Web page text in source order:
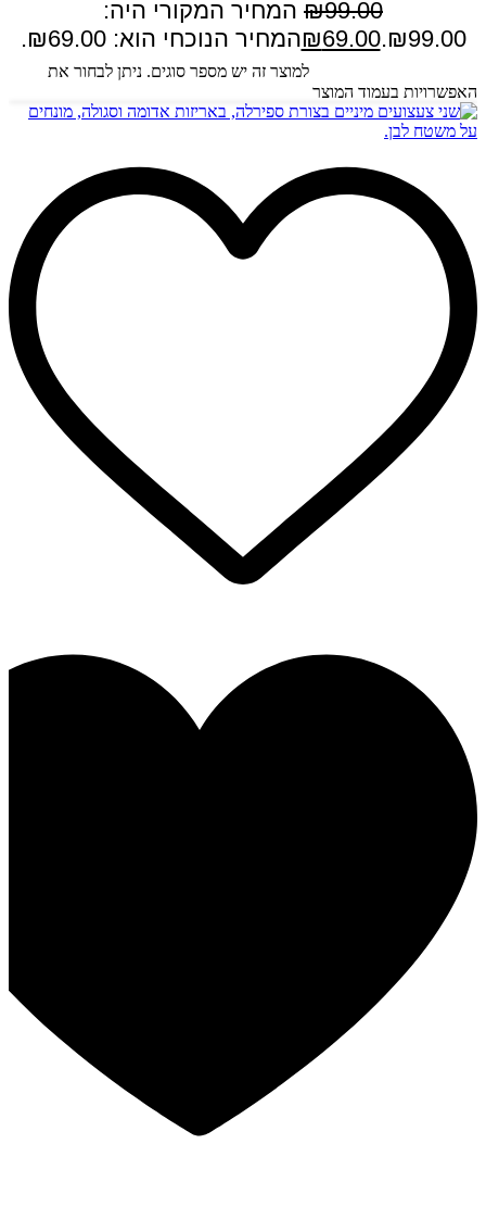
₪99.00
המחיר המקורי היה:
₪99.00.
₪69.00 המחיר הנוכחי הוא: ₪69.00.
למוצר זה יש מספר סוגים. ניתן לבחור את
האפשרויות בעמוד המוצר